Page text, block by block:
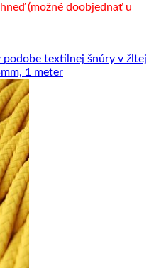
(možné doobjednať u